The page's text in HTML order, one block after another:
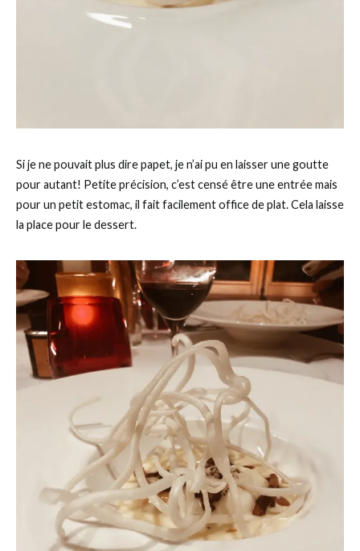
Si je ne pouvait plus dire papet, je n’ai pu en laisser une goutte
pour autant! Petite précision, c’est censé être une entrée mais
pour un petit estomac, il fait facilement office de plat. Cela laisse
la place pour le dessert.